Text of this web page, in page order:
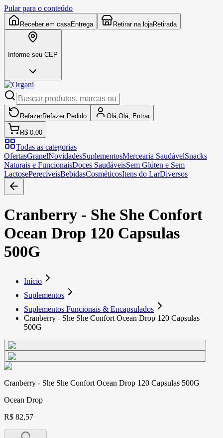
Pular para o conteúdo
Receber em casaEntrega Retirar na lojaRetirada
Informe seu CEP
RefazerRefazer Pedido Olá, Olá, Entrar
R$ 0,00
Todas as categorias
OfertasGranelNovidadesSuplementosMercearia SaudávelSnacks
Naturais e FuncionaisDoces SaudáveisSem Glúten e Sem
LactosePerecíveisBebidasCosméticosItens do LarDiversos
Cranberry - She She Confort
Ocean Drop 120 Capsulas
500G
Início
Suplementos
Suplementos Funcionais & Encapsulados
Cranberry - She She Confort Ocean Drop 120 Capsulas
500G
Cranberry - She She Confort Ocean Drop 120 Capsulas 500G
Ocean Drop
R$ 82,57